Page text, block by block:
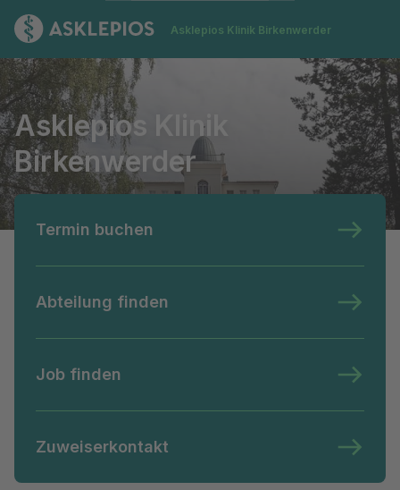
Zur Startseite
Asklepios Klinik Birkenwerder
Asklepios Klinik Birkenwerder
Asklepios Klinik
Birkenwerder
Termin buchen
Abteilung finden
Job finden
Zuweiserkontakt